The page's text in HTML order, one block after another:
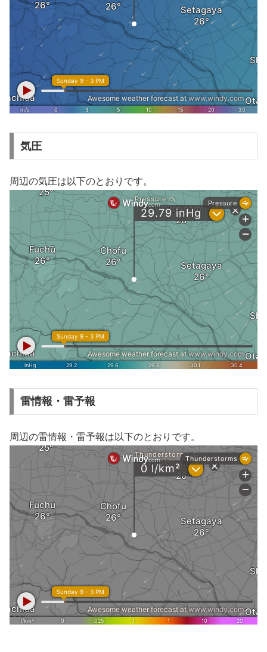
気圧
周辺の気圧は以下のとおりです。
雷情報・雷予報
周辺の雷情報・雷予報は以下のとおりです。